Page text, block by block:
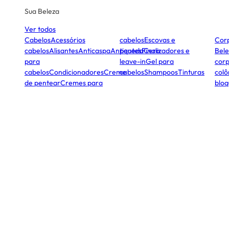
Sua Beleza
Ver todos
CabelosAcessórios
cabelosAlisantesAnticaspaAntiquedaCera
para
cabelosCondicionadoresCreme
de pentearCremes para
cabelosEscovas e
pentesFinalizadores e
leave-inGel para
cabelosShampoosTinturas